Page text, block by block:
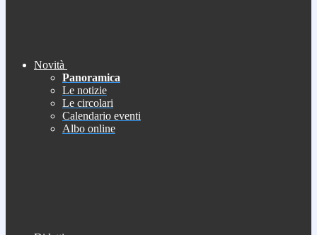
Novità
Panoramica
Le notizie
Le circolari
Calendario eventi
Albo online